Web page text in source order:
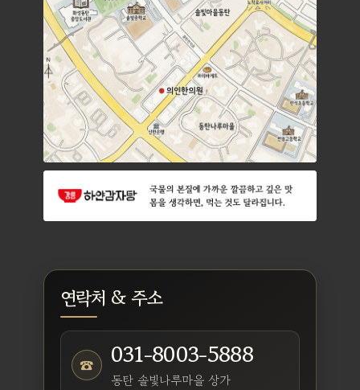
연락처 & 주소
☎ 031-8003-5888
동탄 솔빛나루마을 상가